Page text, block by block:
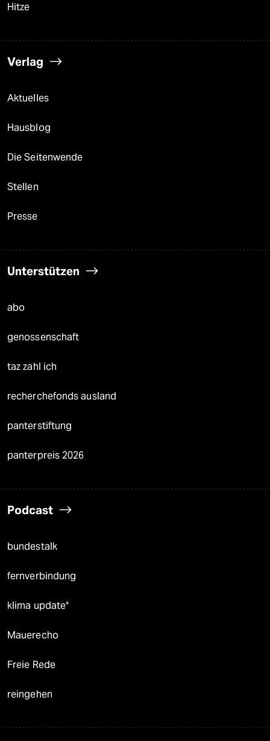
Hitze
Verlag
Aktuelles
Hausblog
Die Seitenwende
Stellen
Presse
Unterstützen
abo
genossenschaft
taz zahl ich
recherchefonds ausland
panterstiftung
panterpreis 2026
Podcast
bundestalk
fernverbindung
klima update°
Mauerecho
Freie Rede
reingehen